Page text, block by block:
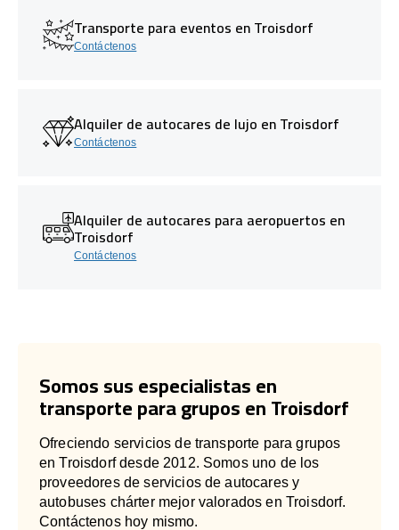
Transporte para eventos en Troisdorf
Contáctenos
Alquiler de autocares de lujo en Troisdorf
Contáctenos
Alquiler de autocares para aeropuertos en
Troisdorf
Contáctenos
Somos sus especialistas en
transporte para grupos en Troisdorf
Ofreciendo servicios de transporte para grupos
en Troisdorf desde 2012. Somos uno de los
proveedores de servicios de autocares y
autobuses chárter mejor valorados en Troisdorf.
Contáctenos hoy mismo.